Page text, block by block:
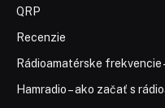
QRP
Recenzie
Rádioamatérske frekvencie
Hamradio – ako začať s